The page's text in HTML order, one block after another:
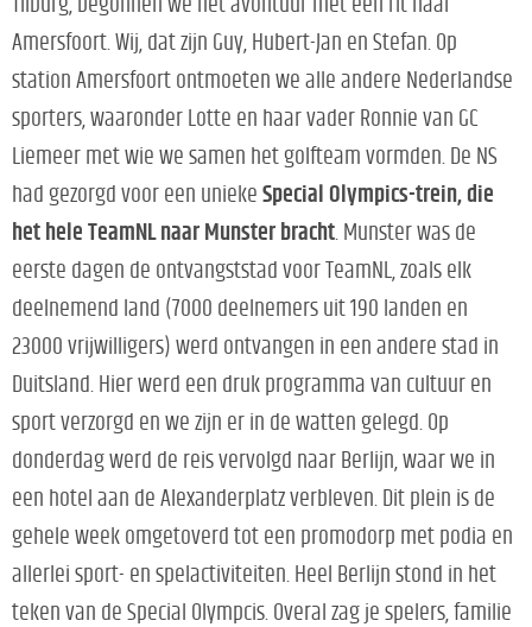
Amersfoort. Wij, dat zijn Guy, Hubert-Jan en Stefan. Op
station Amersfoort ontmoeten we alle andere Nederlandse
sporters, waaronder Lotte en haar vader Ronnie van GC
Liemeer met wie we samen het golfteam vormden. De NS
had gezorgd voor een unieke Special Olympics-trein, die
het hele TeamNL naar Munster bracht . Munster was de
eerste dagen de ontvangststad voor TeamNL, zoals elk
deelnemend land (7000 deelnemers uit 190 landen en
23000 vrijwilligers) werd ontvangen in een andere stad in
Duitsland. Hier werd een druk programma van cultuur en
sport verzorgd en we zijn er in de watten gelegd. Op
donderdag werd de reis vervolgd naar Berlijn, waar we in
een hotel aan de Alexanderplatz verbleven. Dit plein is de
gehele week omgetoverd tot een promodorp met podia en
allerlei sport- en spelactiviteiten. Heel Berlijn stond in het
teken van de Special Olympcis. Overal zag je spelers, familie